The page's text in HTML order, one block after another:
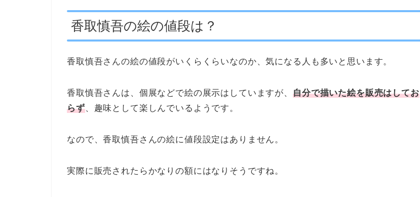
香取慎吾の絵の値段は？
香取慎吾さんの絵の値段がいくらくらいなのか、気になる人も多いと思います。
香取慎吾さんは、個展などで絵の展示はしていますが、 自分で描いた絵を販売はしてお
らず、趣味として楽しんでいるようです。
なので、香取慎吾さんの絵に値段設定はありません。
実際に販売されたらかなりの額にはなりそうですね。